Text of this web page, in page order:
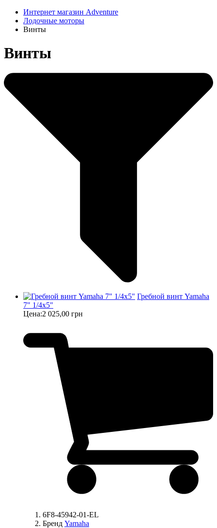
Интернет магазин Adventure
Лодочные моторы
Винты
Винты
Гребной винт Yamaha
7" 1/4х5"
Цена:2 025,00 грн
6F8-45942-01-EL
Бренд Yamaha